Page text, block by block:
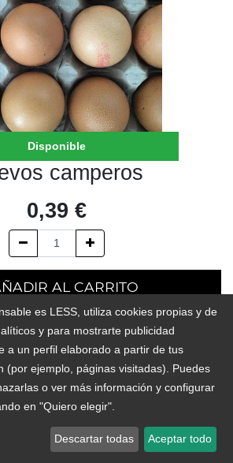
Disponible
camperos
0,39 €
AL CARRITO
Add to Wishlist
gallinas criadas en suelo en Tenerife
es LESS, utiliza cookies propias y de
y para mostrarte publicidad
a un perfil elaborado a partir de tus
(por ejemplo, páginas visitadas). Puedes
o ver más información y configurar
en "Quiero elegir".
Descartar todas Aceptar todo